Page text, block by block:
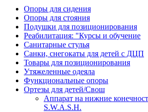
Опоры для сидения
Опоры для стояния
Подушки для позиционирования
Реабилитация: "Курсы и обучение
Санитарные стулья
Санки, снегокаты для детей с ДЦП
Товары для позиционирования
Утяжеленные одеяла
Функциональные опоры
Ортезы для детей/Свош
Аппарат на нижние
S.W.A.S.H.